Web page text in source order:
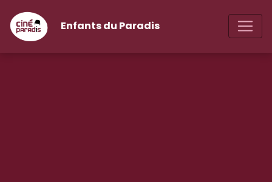
Enfants du Paradis